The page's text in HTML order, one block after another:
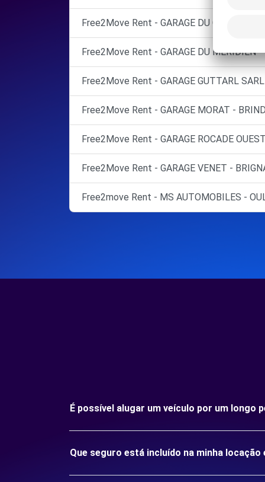
Free2Move Rent - GARAGE DU CHATER
Free2Move Rent - GARAGE DU MERIDIEN -
Free2Move Rent - GARAGE GUTTARL
Free2Move Rent - GARAGE MORAT -
Free2Move Rent - GARAGE ROCADE
Free2Move Rent - GARAGE VENET -
Free2move Rent - MS AUTOMOBILES -
É possível alugar um veículo por um longo
Que seguro está incluído na minha locação